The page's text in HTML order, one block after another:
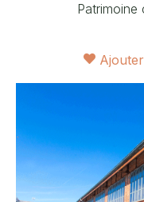
Patrimoine